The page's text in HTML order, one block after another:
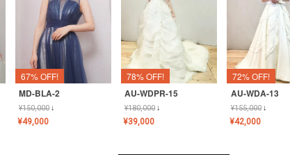
67% OFF!
MD-BLA-2
¥150,000↓
¥49,000
78% OFF!
AU-WDPR-15
¥180,000↓
¥39,000
72% OFF!
AU-WDA-13
¥155,000↓
¥42,000